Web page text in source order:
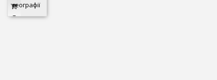
географії
т..